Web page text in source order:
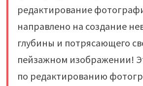
редактирование
направлено на создание
глубины и потрясающего
пейзажном изображении!
по редактированию